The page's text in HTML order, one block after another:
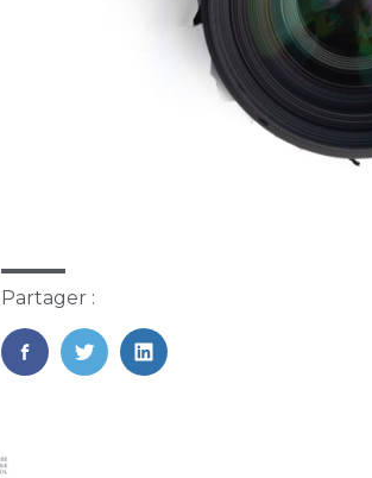
Partager :
FaceBook
TwitterLinkedIn